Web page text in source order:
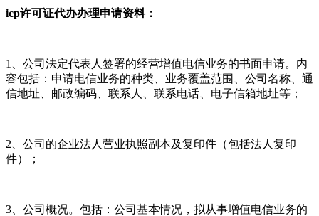
icp许可证代办办理申请资料：
1、公司法定代表人签署的经营增值电信业务的书面申请。内
容包括：申请电信业务的种类、业务覆盖范围、公司名称、通
信地址、邮政编码、联系人、联系电话、电子信箱地址等；
2、公司的企业法人营业执照副本及复印件（包括法人复印
件）；
3、公司概况。包括：公司基本情况，拟从事增值电信业务的